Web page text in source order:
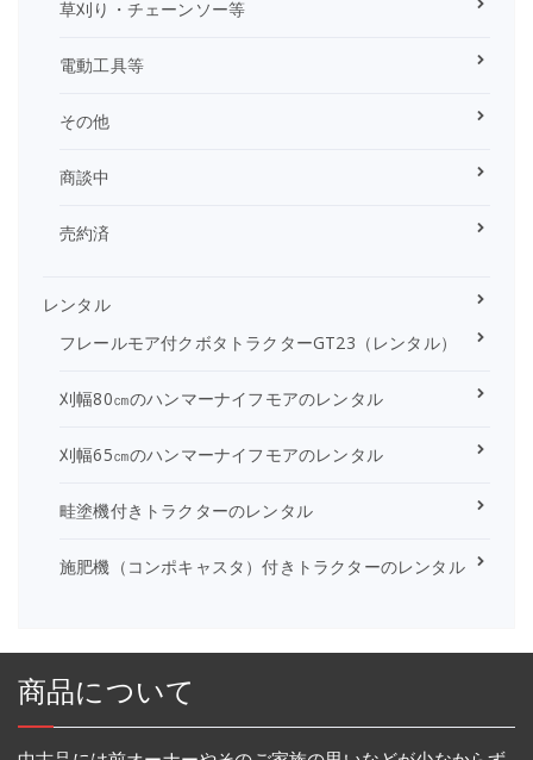
草刈り・チェーンソー等
電動工具等
その他
商談中
売約済
レンタル
フレールモア付クボタトラクターGT23（レンタル）
刈幅80㎝のハンマーナイフモアのレンタル
刈幅65㎝のハンマーナイフモアのレンタル
畦塗機付きトラクターのレンタル
施肥機（コンポキャスタ）付きトラクターのレンタル
商品について